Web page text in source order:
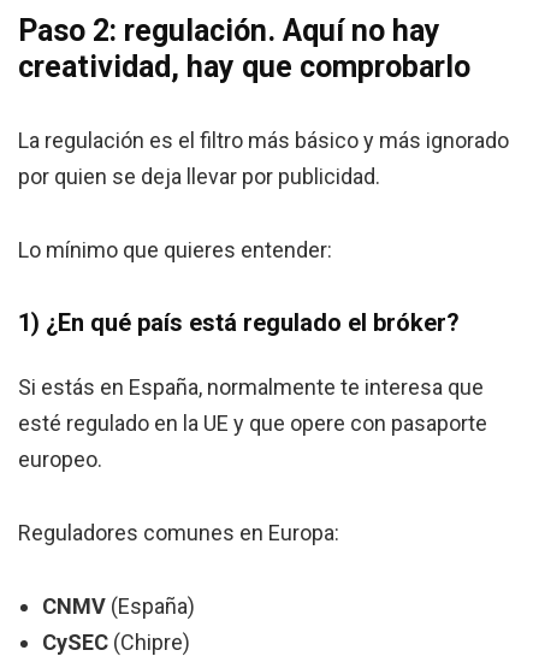
Paso 2: regulación. Aquí no hay
creatividad, hay que comprobarlo
La regulación es el filtro más básico y más ignorado
por quien se deja llevar por publicidad.
Lo mínimo que quieres entender:
1) ¿En qué país está regulado el bróker?
Si estás en España, normalmente te interesa que
esté regulado en la UE y que opere con pasaporte
europeo.
Reguladores comunes en Europa:
CNMV (España)
CySEC (Chipre)